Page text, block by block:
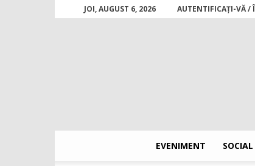
JOI, AUGUST 6, 2026 AUTENTIFICAȚI-VĂ /
EVENIMENT SOCIAL